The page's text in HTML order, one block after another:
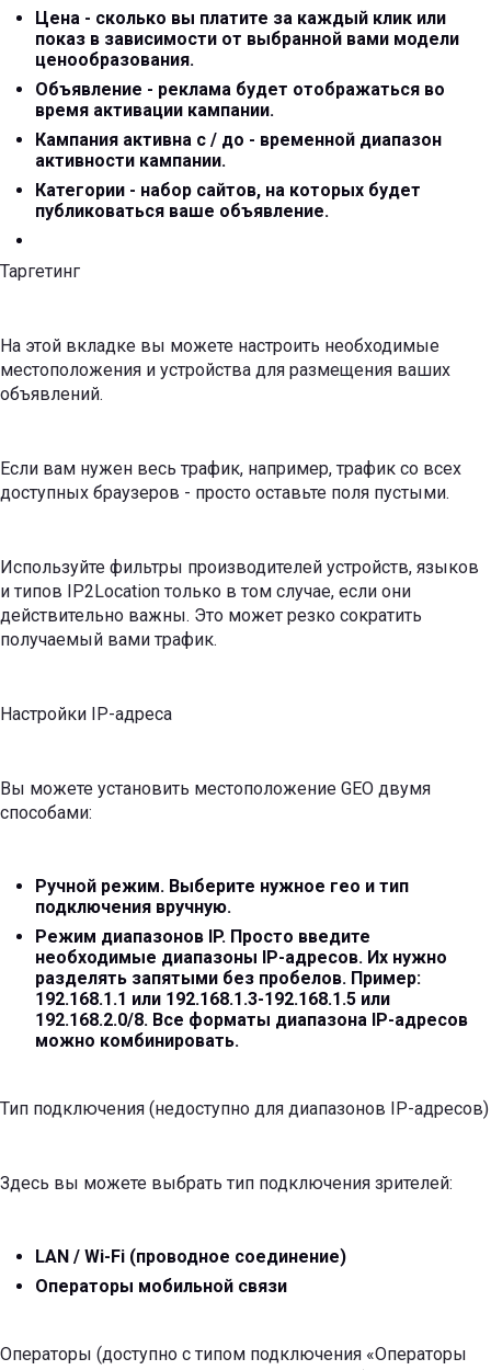
Цена - сколько вы платите за каждый клик или
показ в зависимости от выбранной вами модели
ценообразования.
Объявление - реклама будет отображаться во
время активации кампании.
Кампания активна с / до - временной диапазон
активности кампании.
Категории - набор сайтов, на которых будет
публиковаться ваше объявление.
Таргетинг
На этой вкладке вы можете настроить необходимые
местоположения и устройства для размещения ваших
объявлений.
Если вам нужен весь трафик, например, трафик со всех
доступных браузеров - просто оставьте поля пустыми.
Используйте фильтры производителей устройств, языков
и типов IP2Location только в том случае, если они
действительно важны. Это может резко сократить
получаемый вами трафик.
Настройки IP-адреса
Вы можете установить местоположение GEO двумя
способами:
Ручной режим. Выберите нужное гео и тип
подключения вручную.
Режим диапазонов IP. Просто введите
необходимые диапазоны IP-адресов. Их нужно
разделять запятыми без пробелов. Пример:
192.168.1.1 или 192.168.1.3-192.168.1.5 или
192.168.2.0/8. Все форматы диапазона IP-адресов
можно комбинировать.
Тип подключения (недоступно для диапазонов IP-адресов)
Здесь вы можете выбрать тип подключения зрителей:
LAN / Wi-Fi (проводное соединение)
Операторы мобильной связи
Операторы (доступно с типом подключения «Операторы